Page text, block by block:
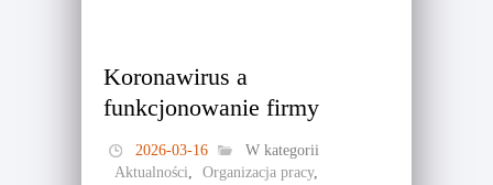
Koronawirus a
funkcjonowanie firmy
2026-03-16
W kategorii
Aktualności, Organizacja pracy,